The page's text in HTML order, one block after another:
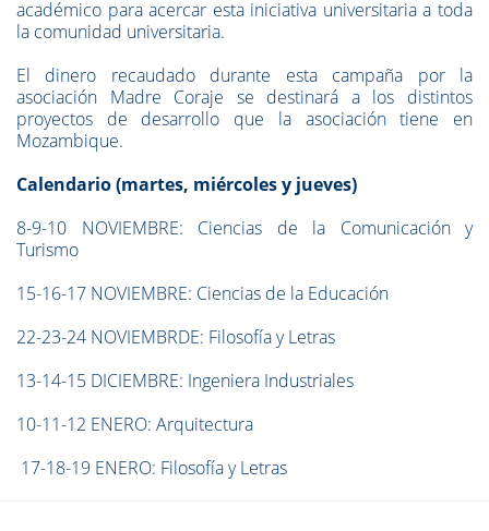
académico para acercar esta iniciativa universitaria a toda
la comunidad universitaria.
El dinero recaudado durante esta campaña por la
asociación Madre Coraje se destinará a los distintos
proyectos de desarrollo que la asociación tiene en
Mozambique.
Calendario (martes, miércoles y jueves)
8-9-10 NOVIEMBRE: Ciencias de la Comunicación y
Turismo
15-16-17 NOVIEMBRE: Ciencias de la Educación
22-23-24 NOVIEMBRDE: Filosofía y Letras
13-14-15 DICIEMBRE: Ingeniera Industriales
10-11-12 ENERO: Arquitectura
17-18-19 ENERO: Filosofía y Letras